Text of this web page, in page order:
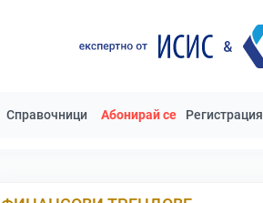
Справочници Абонирай се Регистрация